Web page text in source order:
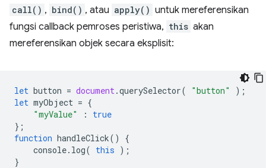
call() , bind() , atau apply() untuk mereferensikan
fungsi callback pemroses peristiwa, this akan
mereferensikan objek secara eksplisit:
let button = document.querySelector( "button"
);
let myObject = {
"myValue"
:
true
};
function handleClick()
{
console. log( this );
}